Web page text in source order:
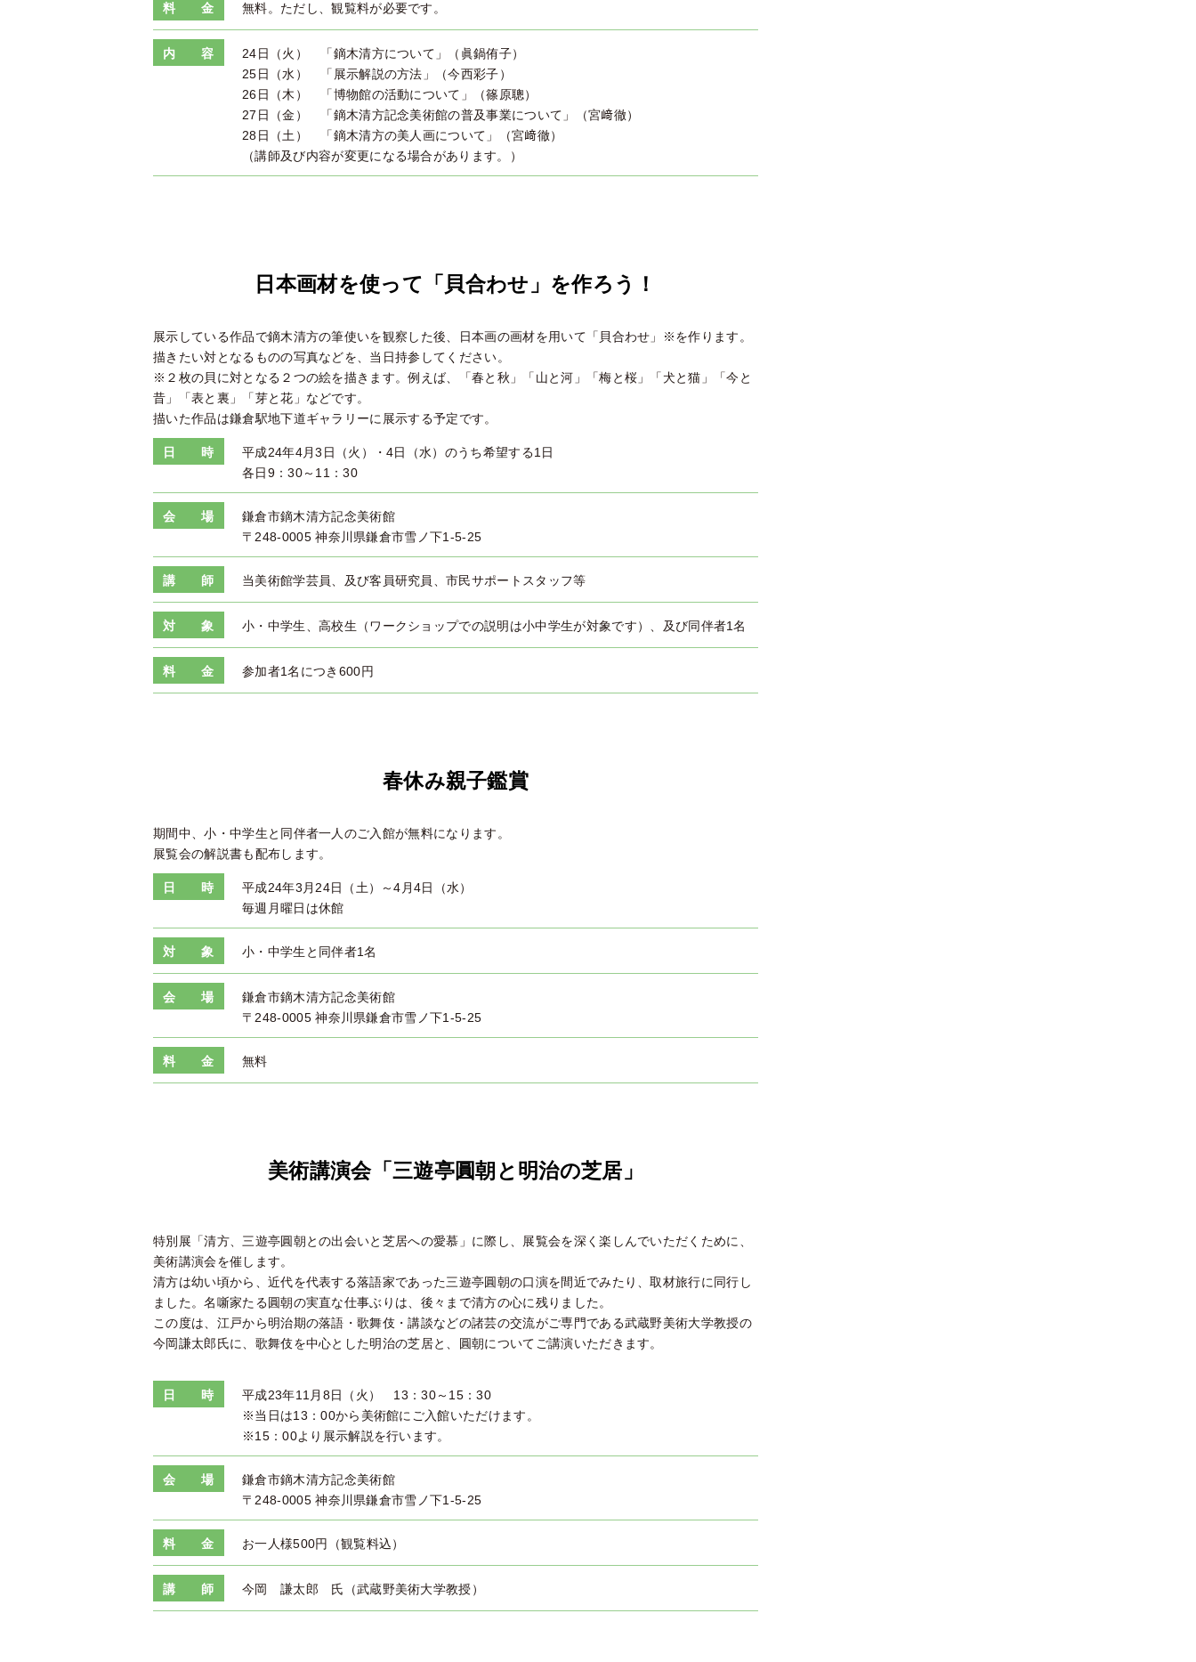
料 金 無料。ただし、観覧料が必要です。
内 容
24日（火） 「鏑木清方について」（眞鍋侑子）
25日（水） 「展示解説の方法」（今西彩子）
26日（木） 「博物館の活動について」（篠原聰）
27日（金） 「鏑木清方記念美術館の普及事業について」（宮﨑徹）
28日（土） 「鏑木清方の美人画について」（宮﨑徹）
（講師及び内容が変更になる場合があります。）
日本画材を使って「貝合わせ」を作ろう！
展示している作品で鏑木清方の筆使いを観察した後、日本画の画材を用いて「貝合わせ」※を作ります。
描きたい対となるものの写真などを、当日持参してください。
※２枚の貝に対となる２つの絵を描きます。例えば、「春と秋」「山と河」「梅と桜」「犬と猫」「今と
昔」「表と裏」「芽と花」などです。
描いた作品は鎌倉駅地下道ギャラリーに展示する予定です。
日 時
平成24年4月3日（火）・4日（水）のうち希望する1日
各日9：30～11：30
会 場
鎌倉市鏑木清方記念美術館
〒248-0005 神奈川県鎌倉市雪ノ下1-5-25
講 師 当美術館学芸員、及び客員研究員、市民サポートスタッフ等
対 象 小・中学生、高校生（ワークショップでの説明は小中学生が対象です）、及び同伴者1名
料 金 参加者1名につき600円
春休み親子鑑賞
期間中、小・中学生と同伴者一人のご入館が無料になります。
展覧会の解説書も配布します。
日 時
平成24年3月24日（土）～4月4日（水）
毎週月曜日は休館
対 象 小・中学生と同伴者1名
会 場
鎌倉市鏑木清方記念美術館
〒248-0005 神奈川県鎌倉市雪ノ下1-5-25
料 金 無料
美術講演会「三遊亭圓朝と明治の芝居」
特別展「清方、三遊亭圓朝との出会いと芝居への愛慕」に際し、展覧会を深く楽しんでいただくために、
美術講演会を催します。
清方は幼い頃から、近代を代表する落語家であった三遊亭圓朝の口演を間近でみたり、取材旅行に同行し
ました。名噺家たる圓朝の実直な仕事ぶりは、後々まで清方の心に残りました。
この度は、江戸から明治期の落語・歌舞伎・講談などの諸芸の交流がご専門である武蔵野美術大学教授の
今岡謙太郎氏に、歌舞伎を中心とした明治の芝居と、圓朝についてご講演いただきます。
日 時
平成23年11月8日（火） 13：30～15：30
※当日は13：00から美術館にご入館いただけます。
※15：00より展示解説を行います。
会 場
鎌倉市鏑木清方記念美術館
〒248-0005 神奈川県鎌倉市雪ノ下1-5-25
料 金 お一人様500円（観覧料込）
講 師 今岡 謙太郎 氏（武蔵野美術大学教授）